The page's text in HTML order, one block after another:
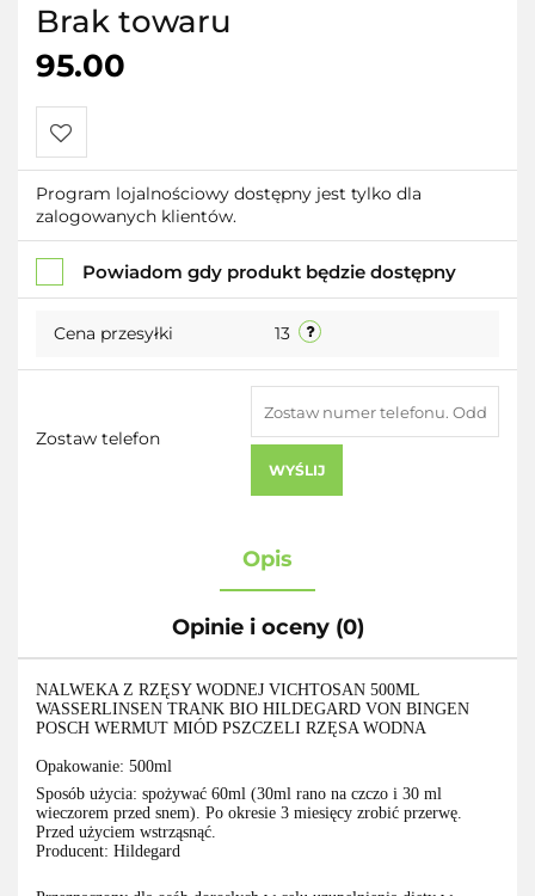
Brak towaru
95.00
Do
przechowalni
Program lojalnościowy dostępny jest tylko dla
zalogowanych klientów.
Powiadom gdy produkt będzie dostępny
Cena przesyłki 13
Zostaw telefon
WYŚLIJ
Opis
Opinie i oceny (0)
NALWEKA Z RZĘSY WODNEJ VICHTOSAN 500ML
WASSERLINSEN TRANK BIO HILDEGARD VON BINGEN
POSCH WERMUT MIÓD PSZCZELI RZĘSA WODNA
Opakowanie: 500ml
Sposób użycia: spożywać 60ml (30ml rano na czczo i 30 ml
wieczorem przed snem). Po okresie 3 miesięcy zrobić przerwę.
Przed użyciem wstrząsnąć.
Producent: Hildegard